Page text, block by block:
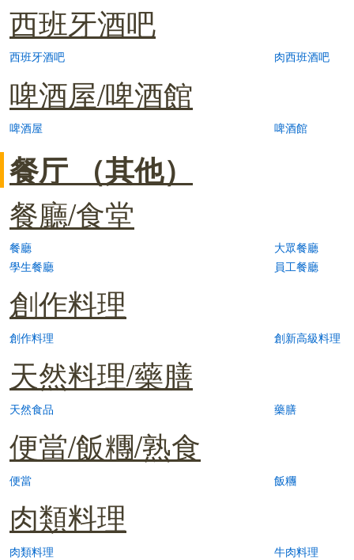
西班牙酒吧
西班牙酒吧 肉西班酒吧
啤酒屋/啤酒館
啤酒屋 啤酒館
餐厅 （其他）
餐廳/食堂
餐廳
大眾餐廳
學生餐廳
員工餐廳
創作料理
創作料理 創新高級料理
天然料理/藥膳
天然食品 藥膳
便當/飯糰/熟食
便當 飯糰
肉類料理
肉類料理
牛肉料理